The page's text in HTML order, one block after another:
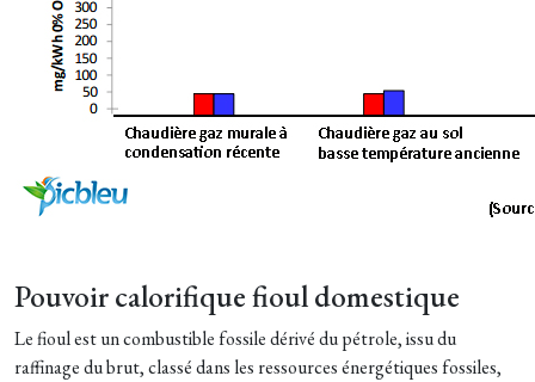
Pouvoir calorifique fioul domestique
Le fioul est un combustible fossile dérivé du pétrole, issu du
raffinage du brut, classé dans les ressources énergétiques fossiles,